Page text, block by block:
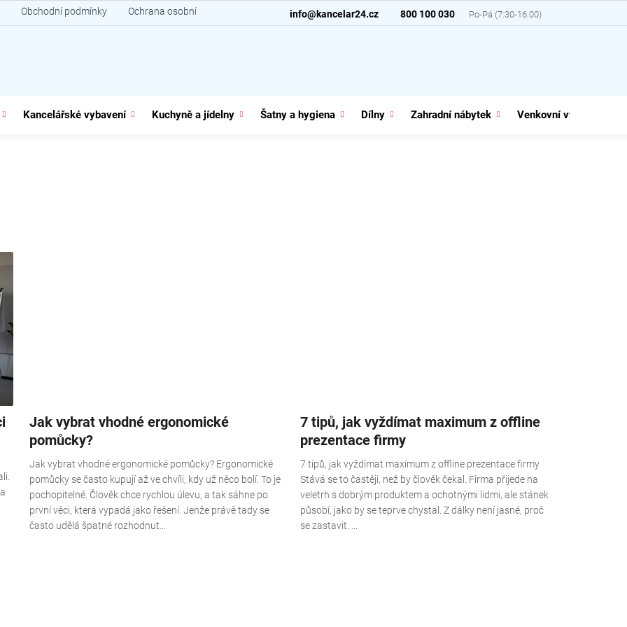
800 100 030
info@kancelar24.cz
Obchodní podmínky Ochrana osobních údajů
Kancelářské vybavení Kuchyně a jídelny Šatny a hygiena Dílny Zahradní nábytek Venkovní vybavení
Jak vybrat vhodné ergonomické
pomůcky?
Jak vybrat vhodné ergonomické pomůcky? Ergonomické
pomůcky se často kupují až ve chvíli, kdy už něco bolí. To je
pochopitelné. Člověk chce rychlou úlevu, a tak sáhne po
první věci, která vypadá jako řešení. Jenže právě tady se
často udělá špatné rozhodnut...
7 tipů, jak vyždímat maximum z offline
prezentace firmy
7 tipů, jak vyždímat maximum z offline prezentace firmy
Stává se to častěji, než by člověk čekal. Firma přijede na
veletrh s dobrým produktem a ochotnými lidmi, ale stánek
působí, jako by se teprve chystal. Z dálky není jasné, proč
se zastavit. ...